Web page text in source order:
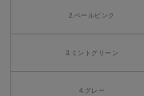
2.ペールピンク
3.ミントグリーン
4.グレー